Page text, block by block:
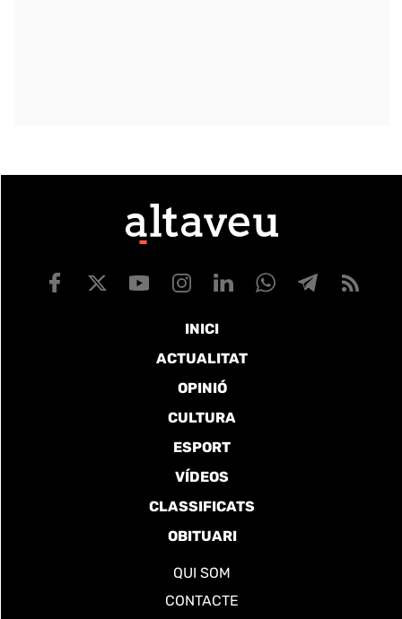
INICI
ACTUALITAT
OPINIÓ
CULTURA
ESPORT
VÍDEOS
CLASSIFICATS
OBITUARI
QUI SOM
CONTACTE